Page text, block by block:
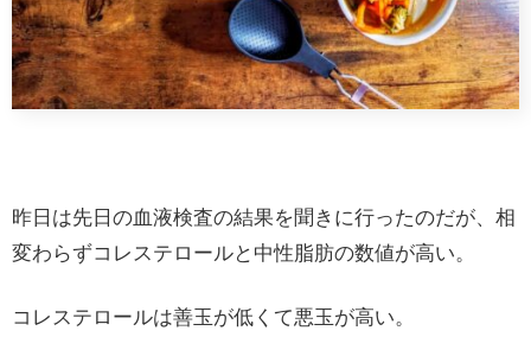
昨日は先日の血液検査の結果を聞きに行ったのだが、相
変わらずコレステロールと中性脂肪の数値が高い。
コレステロールは善玉が低くて悪玉が高い。